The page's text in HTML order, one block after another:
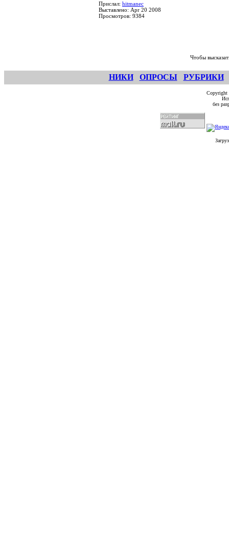
Прислал: hitmanec
Выставлено: Apr 20 2008
Просмотров: 9384
Чтобы
НИКИ ОПРОСЫ РУБРИКИ
без